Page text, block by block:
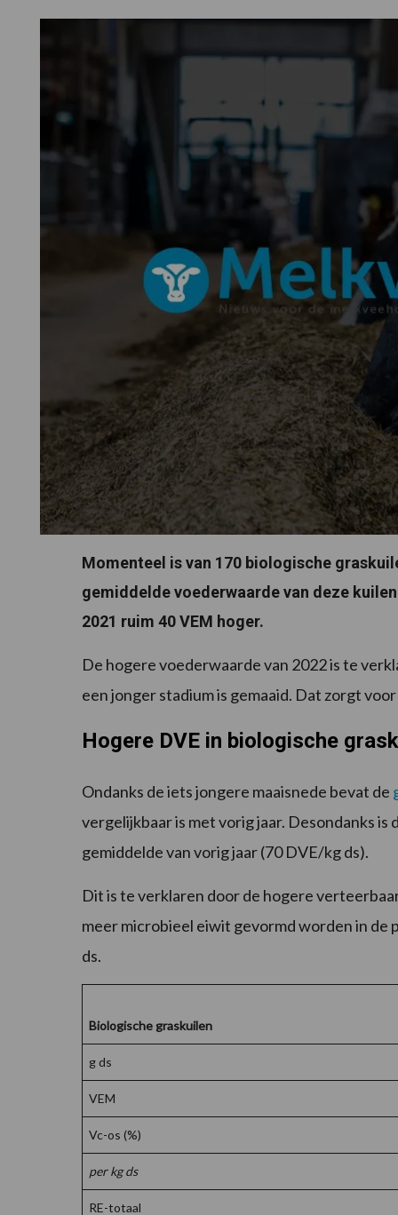
Momenteel is van 170 biologische
gemiddelde voederwaarde van deze
2021 ruim 40 VEM hoger.
De hogere voederwaarde van 2022 is te
een jonger stadium is gemaaid. Dat zorgt
Hogere DVE in biologische
Ondanks de iets jongere maaisnede bevat de
vergelijkbaar is met vorig jaar. Desondanks
gemiddelde van vorig jaar (70 DVE/kg ds).
Dit is te verklaren door de hogere
meer microbieel eiwit gevormd worden in de
ds.
Biologische graskuilen
g ds
VEM
Vc-os (%)
per kg ds
RE-totaal